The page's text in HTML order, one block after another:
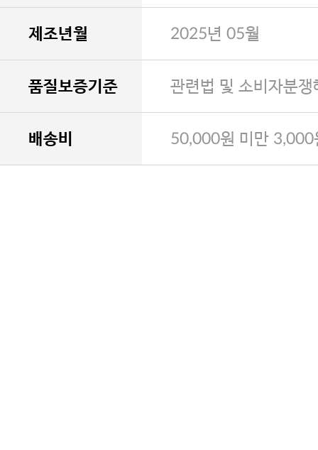
제조년월 2025년 05월
품질보증기준 관련법 및 소비자분
배송비 50,000원 미만 3,000